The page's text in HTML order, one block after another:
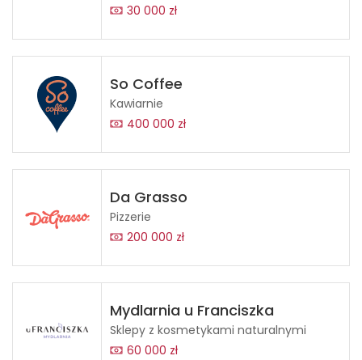
30 000 zł
So Coffee
Kawiarnie
400 000 zł
Da Grasso
Pizzerie
200 000 zł
Mydlarnia u Franciszka
Sklepy z kosmetykami naturalnymi
60 000 zł